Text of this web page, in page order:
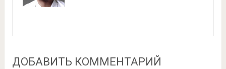
ДОБАВИТЬ КОММЕНТАРИЙ